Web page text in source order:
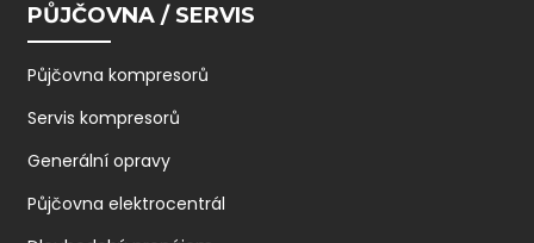
PŮJČOVNA / SERVIS
Půjčovna kompresorů
Servis kompresorů
Generální opravy
Půjčovna elektrocentrál